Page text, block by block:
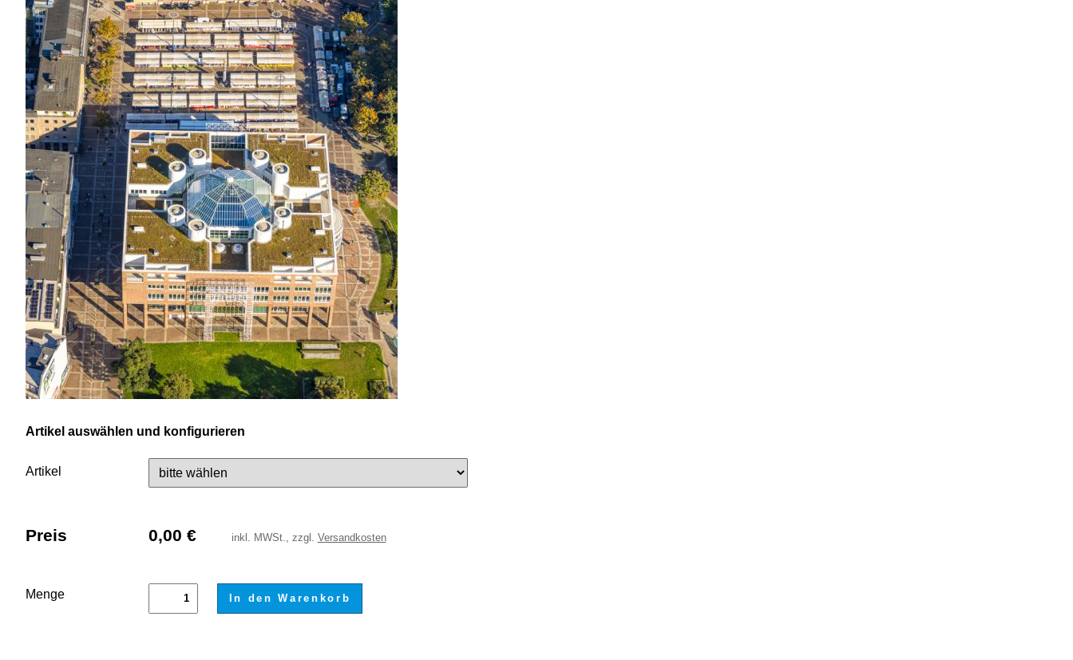
Artikel auswählen und konfigurieren
Artikel
Preis 0,00 € inkl. MWSt., zzgl. Versandkosten
Menge